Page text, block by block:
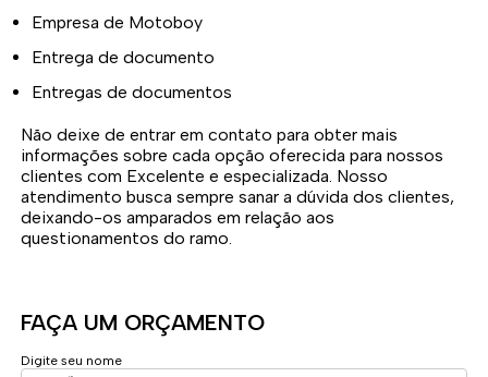
Empresa de Motoboy
Entrega de documento
Entregas de documentos
Não deixe de entrar em contato para obter mais
informações sobre cada opção oferecida para nossos
clientes com Excelente e especializada. Nosso
atendimento busca sempre sanar a dúvida dos clientes,
deixando-os amparados em relação aos
questionamentos do ramo.
FAÇA UM ORÇAMENTO
Digite seu nome